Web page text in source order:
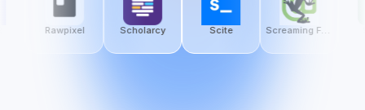
Rawpixel Scholarcy Scite Screaming Frog SEO Spider